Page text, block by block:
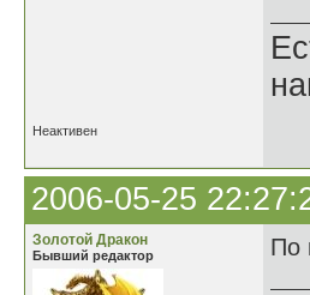
Неактивен
2006-05-25
Золотой Дракон
Бывший редактор По